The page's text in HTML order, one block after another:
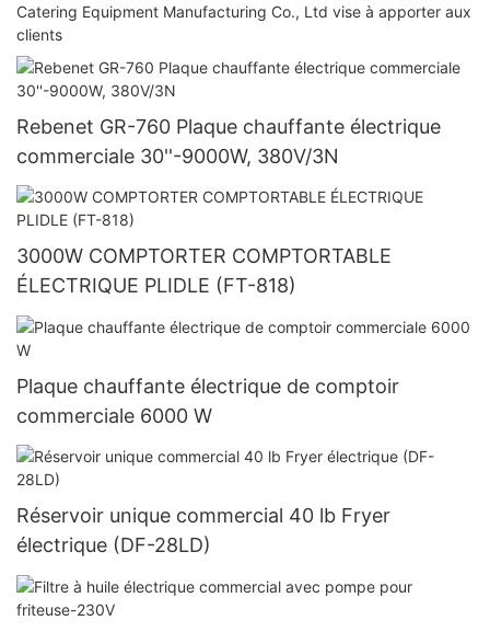
Catering Equipment Manufacturing Co., Ltd vise à apporter aux
clients
Rebenet GR-760 Plaque chauffante électrique
commerciale 30''-9000W, 380V/3N
3000W COMPTORTER COMPTORTABLE
ÉLECTRIQUE PLIDLE (FT-818)
Plaque chauffante électrique de comptoir
commerciale 6000 W
Réservoir unique commercial 40 lb Fryer
électrique (DF-28LD)